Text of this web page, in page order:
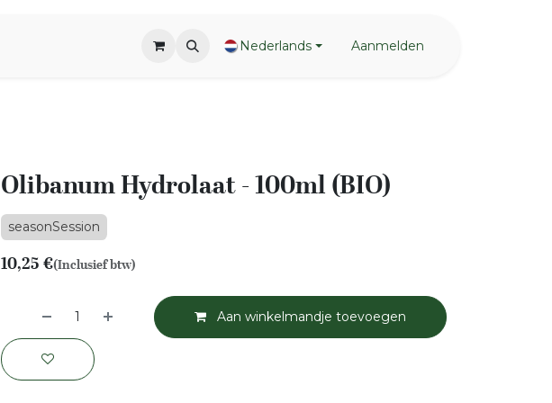
Nederlands Aanmelden
Olibanum Hydrolaat - 100ml (BIO)
seasonSession
10,25€(Inclusief btw)
Aan winkelmandje toevoegen